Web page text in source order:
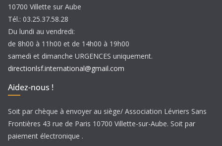
10700 Villette sur Aube
Tél.: 03.25.37.58.28
Du lundi au vendredi:
de 8h00 à 11h00 et de 14h00 à 19h00
samedi et dimanche URGENCES uniquement.
directionlsf.international@gmail.com
Aidez-nous !
Soit par chèque à envoyer au siège/ Association Lévriers Sans
Frontières 43 rue de Paris 10700 Villette-sur-Aube. Soit par
paiement électronique .